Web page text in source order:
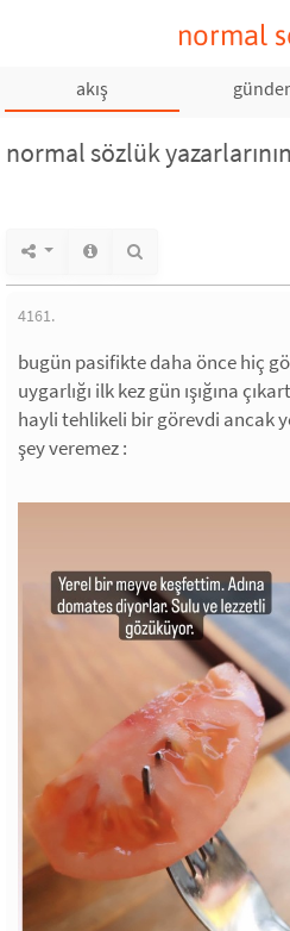
normal
akış
normal sözlük
4161.
bugün pasifikte daha önce hiç
uygarlığı ilk kez gün ışığına
hayli tehlikeli bir görevdi ancak
şey veremez :